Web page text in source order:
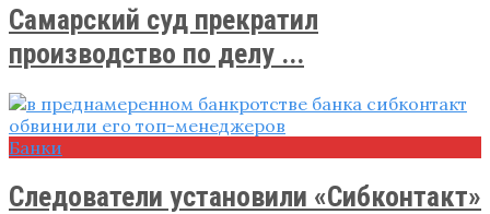
Самарский суд прекратил
производство по делу ...
Банки
Следователи установили «Сибконтакт»